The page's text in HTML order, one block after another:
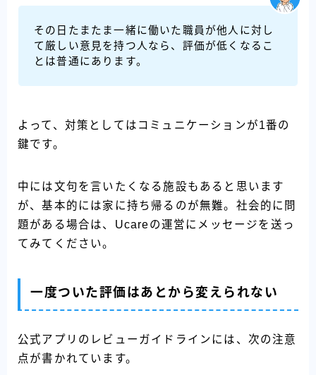
その日たまたま一緒に働いた職員が他人に対し
て厳しい意見を持つ人なら、評価が低くなるこ
とは普通にあります。
よって、対策としてはコミュニケーションが1番の
鍵です。
中には文句を言いたくなる施設もあると思います
が、基本的には家に持ち帰るのが無難。社会的に問
題がある場合は、Ucareの運営にメッセージを送っ
てみてください。
一度ついた評価はあとから変えられない
公式アプリのレビューガイドラインには、次の注意
点が書かれています。